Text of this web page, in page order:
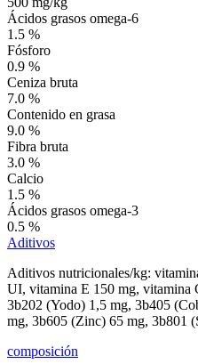
Ácidos grasos omega-6
1.5 %
Fósforo
0.9 %
Ceniza bruta
7.0 %
Contenido en grasa
9.0 %
Fibra bruta
3.0 %
Calcio
1.5 %
Ácidos grasos omega-3
0.5 %
Aditivos
Aditivos nutricionales/kg:
UI, vitamina E 150 mg, vitamina
3b202 (Yodo) 1,5 mg, 3b405
mg, 3b605 (Zinc) 65 mg, 3b801
composición